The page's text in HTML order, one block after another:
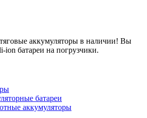
аккумуляторы в наличии! Вы
ion батареи на погрузчики.
батареи
аккумуляторы